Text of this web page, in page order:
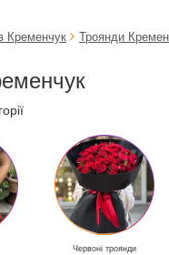
Кременчук Троянди
Червоні троянди